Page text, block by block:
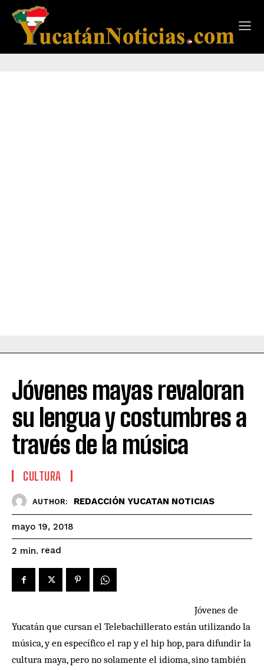
Jóvenes mayas revaloran
su lengua y costumbres a
través de la música
CULTURA
AUTHOR: REDACCIÓN YUCATAN NOTICIAS
mayo 19, 2018
2 min. read
Jóvenes de
Yucatán que cursan el Telebachillerato están utilizando la
música, y en específico el rap y el hip hop, para difundir la
cultura maya, pero no solamente el idioma, sino también